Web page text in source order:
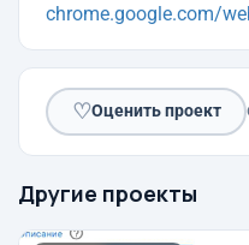
chrome.google.com/
♡Оценить проект
Другие проекты